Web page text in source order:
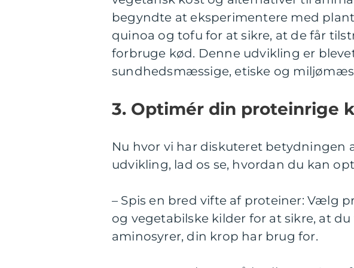
begyndte at eksperimentere med
quinoa og tofu for at sikre, at de får
forbruge kød. Denne udvikling er
sundhedsmæssige, etiske og
3. Optimér din proteinrige
Nu hvor vi har diskuteret betydningen
udvikling, lad os se, hvordan du kan
– Spis en bred vifte af proteiner: Vælg
og vegetabilske kilder for at sikre, at
aminosyrer, din krop har brug for.